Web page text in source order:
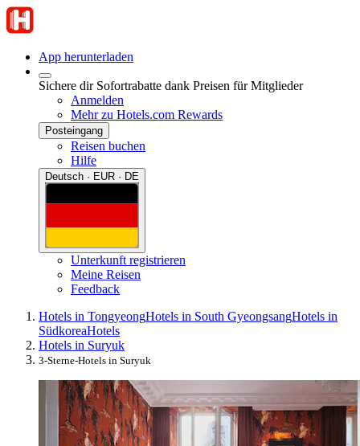
App herunterladen
Sichere dir Sofortrabatte dank Preisen für Mitglieder
Anmelden
Mehr zu Hotels.com Rewards
Posteingang
Reisen buchen
Hilfe
Deutsch · EUR · DE
Unterkunft registrieren
Meine Reisen
Feedback
Hotels in TongyeongHotels in South GyeongsangHotels in
SüdkoreaHotels
Hotels in Suryuk
3-Sterne-Hotels in Suryuk